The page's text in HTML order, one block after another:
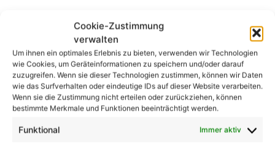
Cookie-Zustimmung
verwalten
Um ihnen ein optimales Erlebnis zu bieten, verwenden wir Technologien
wie Cookies, um Geräteinformationen zu speichern und/oder darauf
zuzugreifen. Wenn sie dieser Technologien zustimmen, können wir Daten
wie das Surfverhalten oder eindeutige IDs auf dieser Website verarbeiten.
Wenn sie die Zustimmung nicht erteilen oder zurückziehen, können
bestimmte Merkmale und Funktionen beeinträchtigt werden.
Funktional Immer aktiv
Abschluss
Das Testen tragbarer Labordiagnosegeräte ist für die
Aufrechterhaltung der Genauigkeit und
Zuverlässigkeit dieser Geräte von entscheidender
Bedeutung. Regelmäßige Tests tragen dazu bei,
sicherzustellen, dass die Geräte genaue
Testergebnisse liefern, Probleme oder